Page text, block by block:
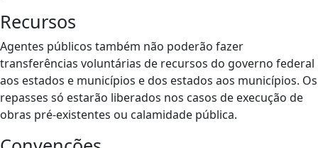
Recursos
Agentes públicos também não poderão fazer
transferências voluntárias de recursos do governo federal
aos estados e municípios e dos estados aos municípios. Os
repasses só estarão liberados nos casos de execução de
obras pré-existentes ou calamidade pública.